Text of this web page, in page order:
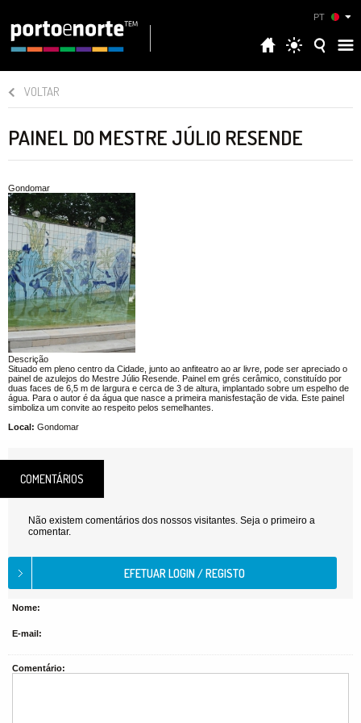
PT
VOLTAR
PAINEL DO MESTRE JÚLIO RESENDE
Gondomar
Descrição
Situado em pleno centro da Cidade, junto ao anfiteatro ao ar livre, pode ser apreciado o
painel de azulejos do Mestre Júlio Resende. Painel em grés cerâmico, constituído por
duas faces de 6,5 m de largura e cerca de 3 de altura, implantado sobre um espelho de
água. Para o autor é da água que nasce a primeira manisfestação de vida. Este painel
simboliza um convite ao respeito pelos semelhantes.
Local: Gondomar
COMENTÁRIOS
Não existem comentários dos nossos visitantes. Seja o primeiro a
comentar.
Nome:
E-mail:
Comentário: